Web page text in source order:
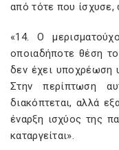
από τότε που ίσχυσε,
«14. Ο
οποιαδήποτε θέση
δεν έχει υποχρέωση
Στην περίπτωση
διακόπτεται, αλλά
έναρξη ισχύος της
καταργείται».